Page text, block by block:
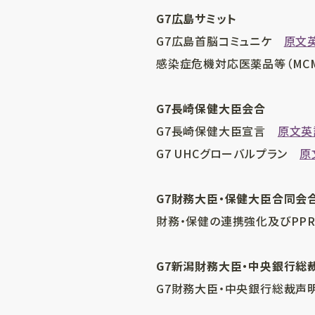
G7広島サミット
G7広島首脳コミュニケ 原文
感染症危機対応医薬品等（
G7長崎保健大臣会合
G7長崎保健大臣宣言 原文
G7 UHCグローバルプラン 原
G7財務大臣・保健大臣合同会
財務・保健の連携強化及び
G7新潟財務大臣・中央銀行総
G7財務大臣・中央銀行総裁